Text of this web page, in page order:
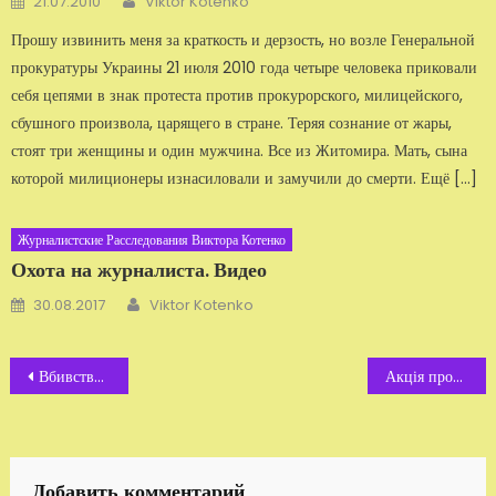
Прошу извинить меня за краткость и дерзость, но возле Генеральной
прокуратуры Украины 21 июля 2010 года четыре человека приковали
себя цепями в знак протеста против прокурорского, милицейского,
сбушного произвола, царящего в стране. Теряя сознание от жары,
стоят три женщины и один мужчина. Все из Житомира. Мать, сына
которой милиционеры изнасиловали и замучили до смерти. Ещё […]
Журналистские Расследования Виктора Котенко
Охота на журналиста. Видео
Добавлено
30.08.2017 Автор
Viktor Kotenko
Навигация
записям
Вбивство журналіста Шмельова Акція протесту проти свавілля міліції